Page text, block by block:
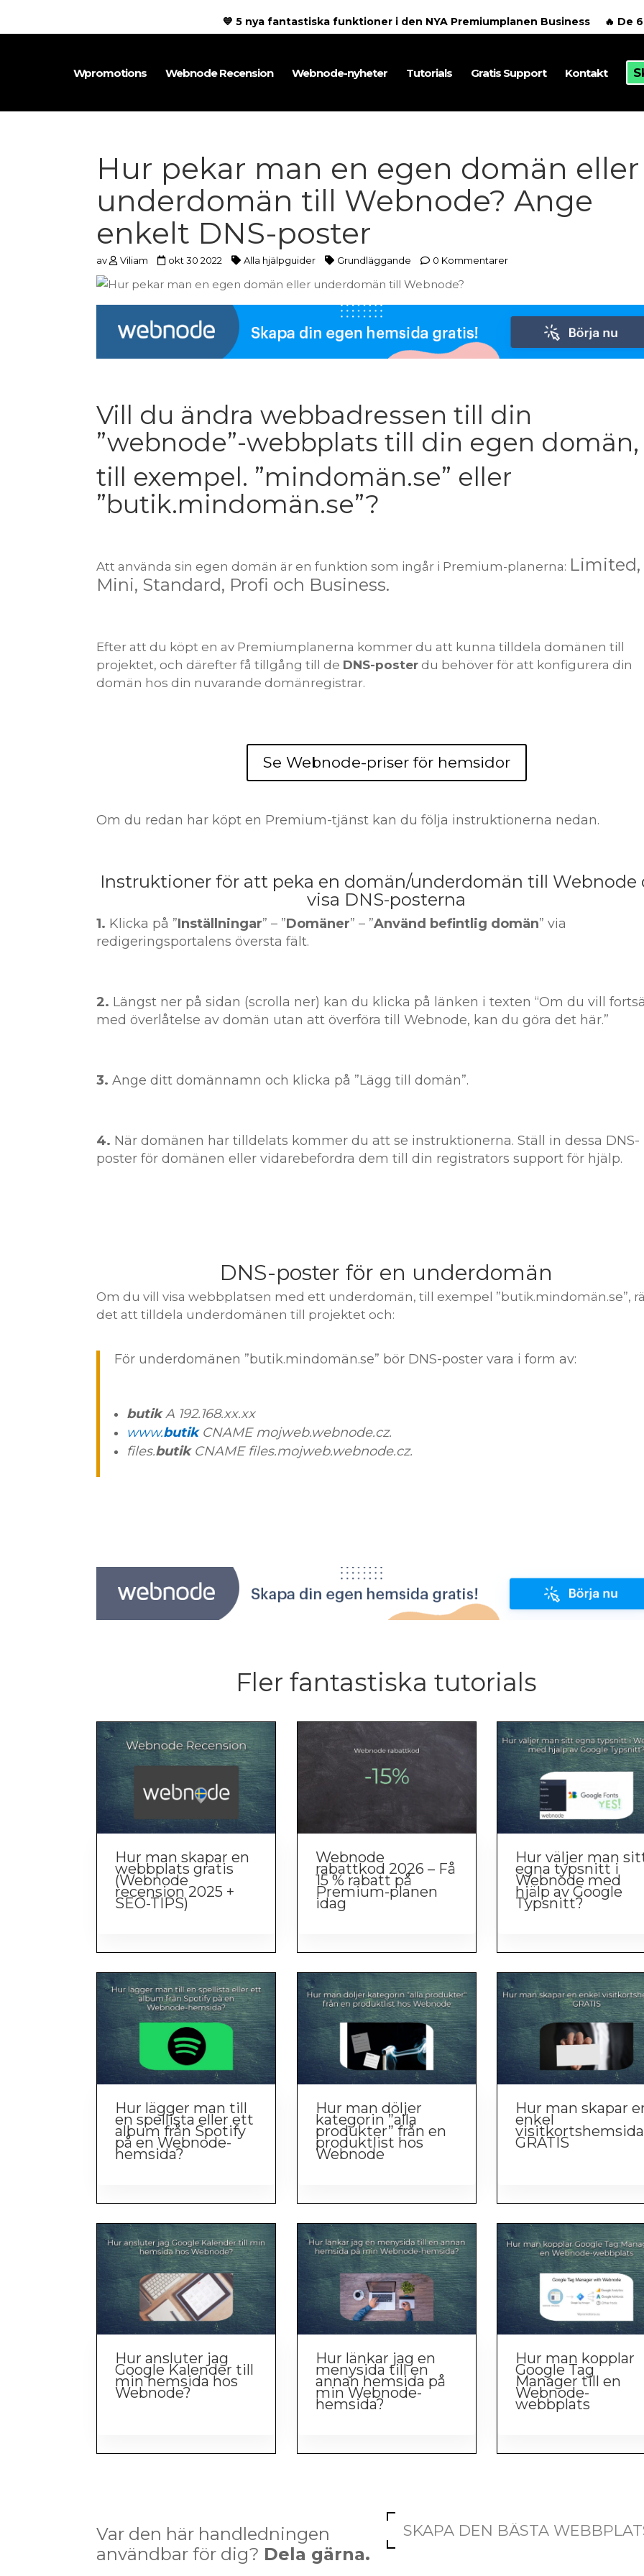
💙 5 nya fantastiska funktioner i den NYA Premiumplanen Business 🔥 De
Wpromotions Webnode Recension Webnode-nyheter Tutorials Gratis Support Kontakt
Hur pekar man en egen domän eller
underdomän till Webnode? Ange
enkelt DNS-poster
av Viliam okt 30 2022 Alla hjälpguider Grundläggande 0 Kommentarer
Vill du ändra webbadressen till din
”webnode”-webbplats till din egen domän,
till exempel. ”mindomän.se” eller
”butik.mindomän.se”?
Att använda sin egen domän är en funktion som ingår i Premium-planerna: Limited,
Mini, Standard, Profi och Business.
Efter att du köpt en av Premiumplanerna kommer du att kunna tilldela domänen till
projektet, och därefter få tillgång till de DNS-poster du behöver för att konfigurera din
domän hos din nuvarande domänregistrar.
Se Webnode-priser för hemsidor
Om du redan har köpt en Premium-tjänst kan du följa instruktionerna nedan.
Instruktioner för att peka en domän/underdomän till Webnode
visa DNS-posterna
1. Klicka på ”Inställningar” – ”Domäner” – ”Använd befintlig domän” via
redigeringsportalens översta fält.
2. Längst ner på sidan (scrolla ner) kan du klicka på länken i texten “Om du vill
med överlåtelse av domän utan att överföra till Webnode, kan du göra det här.”
3. Ange ditt domännamn och klicka på ”Lägg till domän”.
4. När domänen har tilldelats kommer du att se instruktionerna. Ställ in dessa DNS-
poster för domänen eller vidarebefordra dem till din registrators support för hjälp.
DNS-poster för en underdomän
Om du vill visa webbplatsen med ett underdomän, till exempel ”butik.mindomän.se”,
det att tilldela underdomänen till projektet och:
För underdomänen ”butik.mindomän.se” bör DNS-poster vara i form av:
butikA 192.168.xx.xx
www.butikCNAME mojweb.webnode.cz.
files.butikCNAME files.mojweb.webnode.cz.
Fler fantastiska tutorials
Hur man skapar en
webbplats gratis
(Webnode
recension 2025 +
SEO-TIPS)
Webnode
rabattkod 2026 – Få
15 % rabatt på
Premium-planen
idag
Hur väljer man
egna typsnitt i
Webnode med
hjälp av Google
Typsnitt?
Hur lägger man till
en spellista eller ett
album från Spotify
på en Webnode-
hemsida?
Hur man döljer
kategorin ”alla
produkter” från en
produktlist hos
Webnode
Hur man skapar
enkel
visitkortshemsida
GRATIS
Hur ansluter jag
Google Kalender till
min hemsida hos
Webnode?
Hur länkar jag en
menysida till en
annan hemsida på
min Webnode-
hemsida?
Hur man kopplar
Google Tag
Manager till en
Webnode-
webbplats
Var den här handledningen
användbar för dig? Dela gärna.
SKAPA DEN BÄSTA